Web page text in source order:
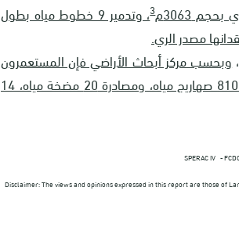
3
، وتدمير 9 خطوط مياه بطول
وبحسب مركز أبحاث الأراضي فإن المستعمرون
دمروا وهدموا / أو لوثوا /سرقوا (18 بئر مياه، و121 خزان مياه، و 810 صهاريج مياه، ومصادرة 20 مضخة مياه، 14
Disclaimer: The views and opinions expressed in this report are those of